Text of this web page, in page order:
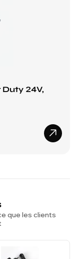
24V,
que les clients